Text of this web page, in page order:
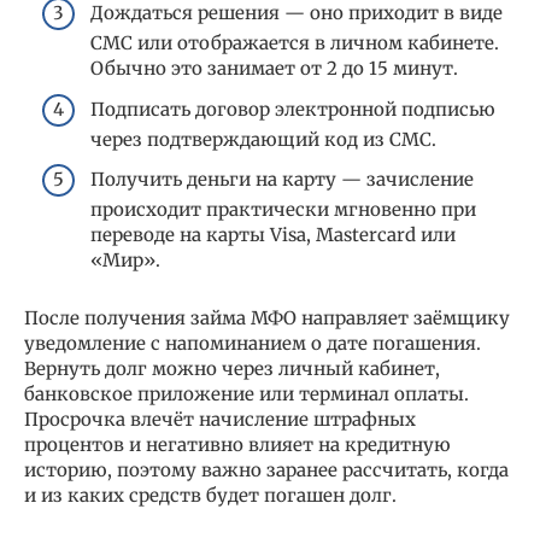
Дождаться решения — оно приходит в виде
СМС или отображается в личном кабинете.
Обычно это занимает от 2 до 15 минут.
Подписать договор электронной подписью
через подтверждающий код из СМС.
Получить деньги на карту — зачисление
происходит практически мгновенно при
переводе на карты Visa, Mastercard или
«Мир».
После получения займа МФО направляет заёмщику
уведомление с напоминанием о дате погашения.
Вернуть долг можно через личный кабинет,
банковское приложение или терминал оплаты.
Просрочка влечёт начисление штрафных
процентов и негативно влияет на кредитную
историю, поэтому важно заранее рассчитать, когда
и из каких средств будет погашен долг.